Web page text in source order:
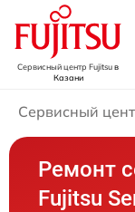
Сервисный центр Fujitsuв
Казани
Сервисный
Ремонт
Fujitsu